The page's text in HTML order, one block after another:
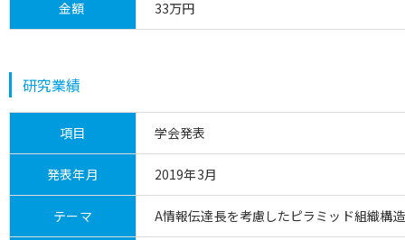
金額 33万円
研究業績
項目 学会発表
発表年月 2019年3月
テーマ A情報伝達長を考慮したピラミッド組織構